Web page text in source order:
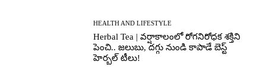
HEALTH AND LIFESTYLE
Herbal Tea | వర్షాకాలంలో రోగనిరోధక శక్తిని
పెంచి.. జలుబు, దగ్గు నుండి కాపాడే బెస్ట్
హెర్బల్ టీలు!